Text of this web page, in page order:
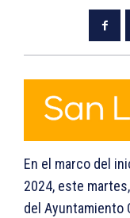
En el marco del
2024, este
del Ayuntamiento